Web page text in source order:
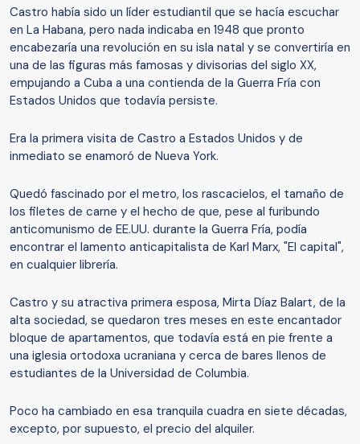
Castro había sido un líder estudiantil que se hacía escuchar
en La Habana, pero nada indicaba en 1948 que pronto
encabezaría una revolución en su isla natal y se convertiría en
una de las figuras más famosas y divisorias del siglo XX,
empujando a Cuba a una contienda de la Guerra Fría con
Estados Unidos que todavía persiste.
Era la primera visita de Castro a Estados Unidos y de
inmediato se enamoró de Nueva York.
Quedó fascinado por el metro, los rascacielos, el tamaño de
los filetes de carne y el hecho de que, pese al furibundo
anticomunismo de EE.UU. durante la Guerra Fría, podía
encontrar el lamento anticapitalista de Karl Marx, "El capital",
en cualquier librería.
Castro y su atractiva primera esposa, Mirta Díaz Balart, de la
alta sociedad, se quedaron tres meses en este encantador
bloque de apartamentos, que todavía está en pie frente a
una iglesia ortodoxa ucraniana y cerca de bares llenos de
estudiantes de la Universidad de Columbia.
Poco ha cambiado en esa tranquila cuadra en siete décadas,
excepto, por supuesto, el precio del alquiler.